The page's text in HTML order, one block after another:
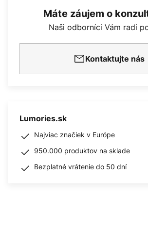
Máte záujem o
Naši odborníci Vám radi
Kontaktujte nás
Lumories.sk
Najviac značiek v Európe
950.000 produktov na sklade
Bezplatné vrátenie do 50 dní